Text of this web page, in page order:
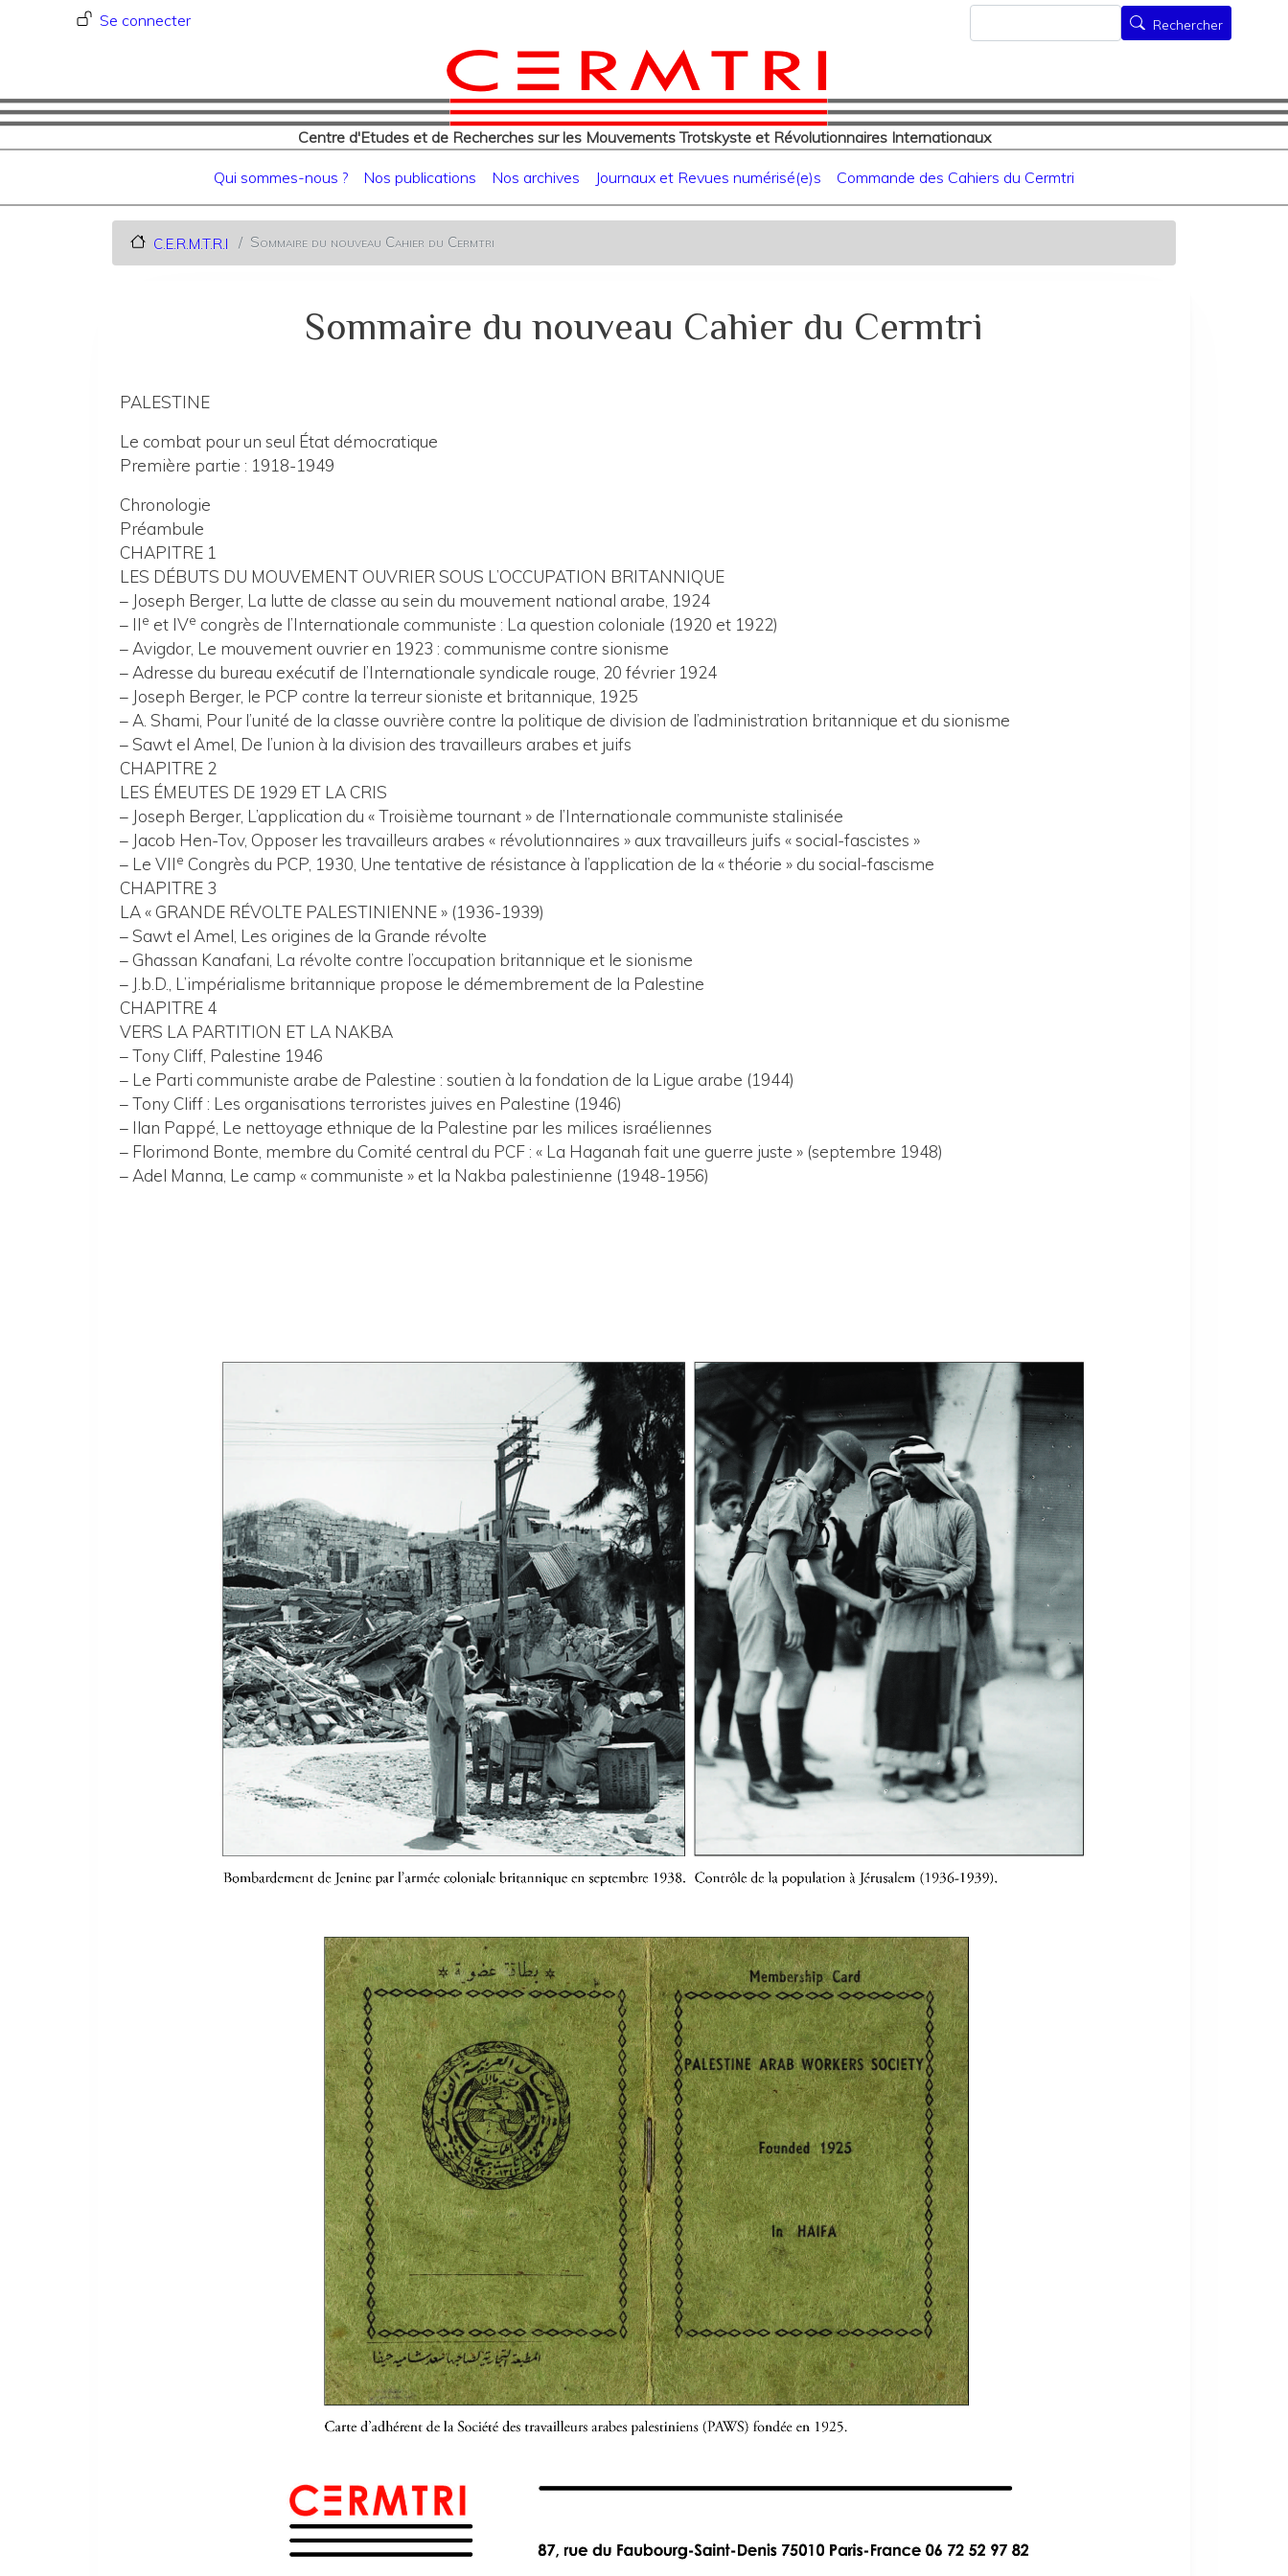
contenu
principal
Menu du compte de l'utilisateur
Se connecter
Centre d'Etudes et de Recherches sur les Mouvements Trotskyste et Révolutionnaires Internationaux
Rechercher
Rechercher
Navigation principale
Qui sommes-nous ? Nos publications Nos archives Journaux et Revues numérisé(e)s Commande des Cahiers du Cermtri
C.E.R.M.T.R.I Sommaire du nouveau Cahier du Cermtri
Sommaire du nouveau Cahier du Cermtri
PALESTINE
Le combat pour un seul État démocratique
Première partie : 1918-1949
Chronologie
Préambule
CHAPITRE 1
LES DÉBUTS DU MOUVEMENT OUVRIER SOUS L’OCCUPATION BRITANNIQUE
– Joseph Berger, La lutte de classe au sein du mouvement national arabe, 1924
– IIe et IVe congrès de l’Internationale communiste : La question coloniale (1920 et 1922)
– Avigdor, Le mouvement ouvrier en 1923 : communisme contre sionisme
– Adresse du bureau exécutif de l’Internationale syndicale rouge, 20 février 1924
– Joseph Berger, le PCP contre la terreur sioniste et britannique, 1925
– A. Shami, Pour l’unité de la classe ouvrière contre la politique de division de l’administration britannique et du sionisme
– Sawt el Amel, De l’union à la division des travailleurs arabes et juifs
CHAPITRE 2
LES ÉMEUTES DE 1929 ET LA CRIS
– Joseph Berger, L’application du « Troisième tournant » de l’Internationale communiste stalinisée
– Jacob Hen-Tov, Opposer les travailleurs arabes « révolutionnaires » aux travailleurs juifs « social-fascistes »
– Le VIIe Congrès du PCP, 1930, Une tentative de résistance à l’application de la « théorie » du social-fascisme
CHAPITRE 3
LA « GRANDE RÉVOLTE PALESTINIENNE » (1936-1939)
– Sawt el Amel, Les origines de la Grande révolte
– Ghassan Kanafani, La révolte contre l’occupation britannique et le sionisme
– J.b.D., L’impérialisme britannique propose le démembrement de la Palestine
CHAPITRE 4
VERS LA PARTITION ET LA NAKBA
– Tony Cliff, Palestine 1946
– Le Parti communiste arabe de Palestine : soutien à la fondation de la Ligue arabe (1944)
– Tony Cliff : Les organisations terroristes juives en Palestine (1946)
– Ilan Pappé, Le nettoyage ethnique de la Palestine par les milices israéliennes
– Florimond Bonte, membre du Comité central du PCF : « La Haganah fait une guerre juste » (septembre 1948)
– Adel Manna, Le camp « communiste » et la Nakba palestinienne (1948-1956)